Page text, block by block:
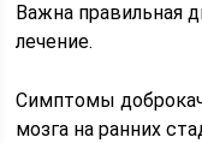
Важна правильная
лечение.
Симптомы
мозга на ранних